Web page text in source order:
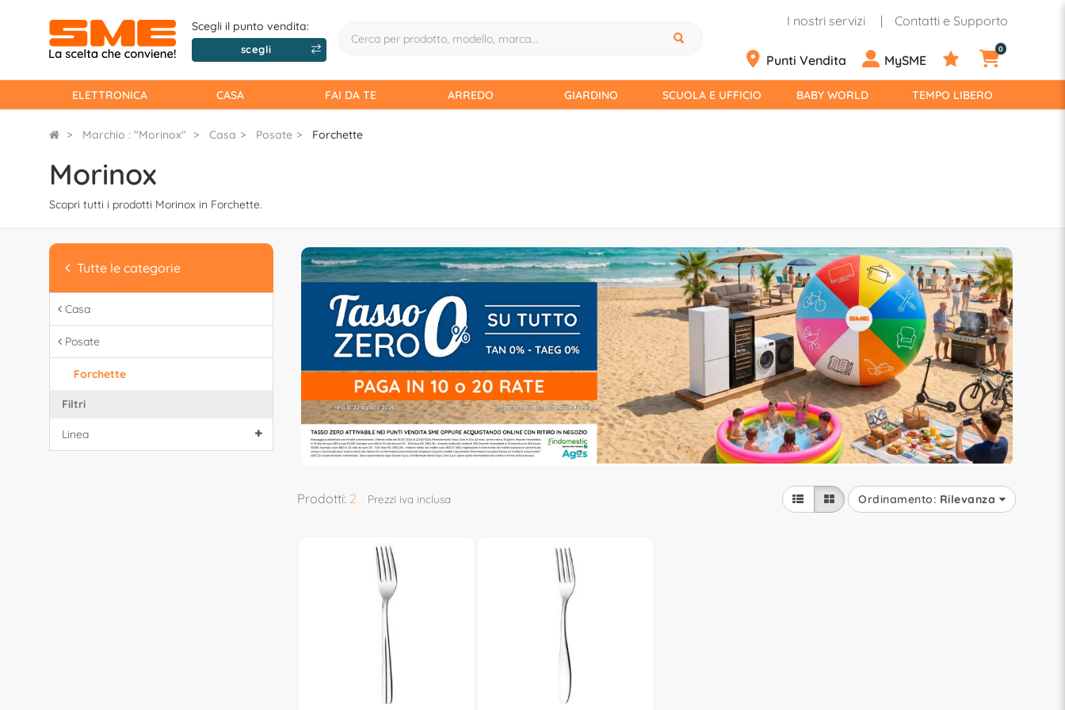
Scegli il punto vendita:
scegli
I nostri servizi Contatti e Supporto
Punti Vendita MySME
0
ELETTRONICA CASA FAI DA TE ARREDO GIARDINO SCUOLA E UFFICIO BABY WORLD TEMPO LIBERO
Marchio : "Morinox" Casa Posate Forchette
Morinox
Scopri tutti i prodotti Morinox in Forchette.
Tutte le categorie
Casa
Posate
Forchette
Filtri
Linea
Prodotti: 2 Prezzi iva inclusa Ordinamento: Rilevanza